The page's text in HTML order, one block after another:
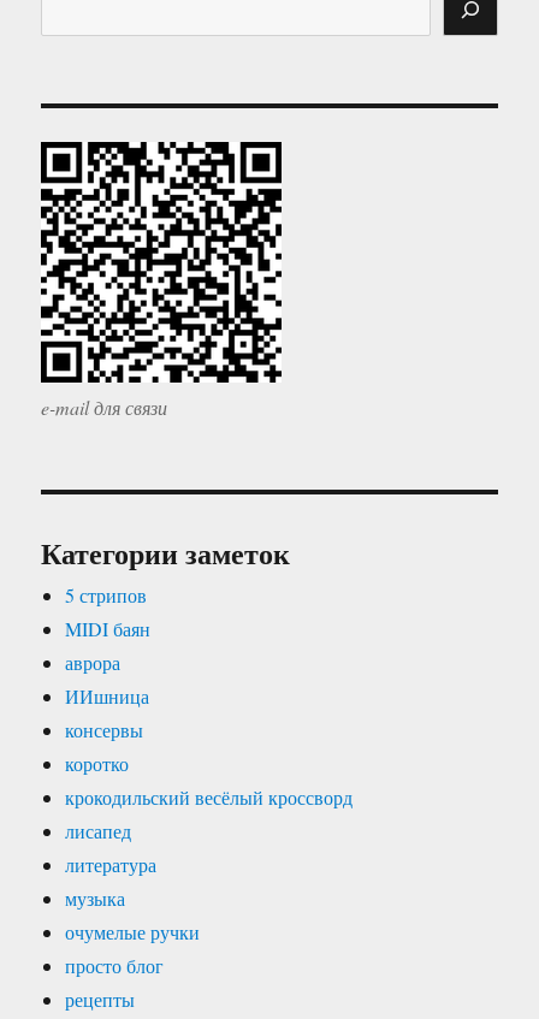
e-mail для связи
Категории заметок
5 стрипов
MIDI баян
аврора
ИИшница
консервы
коротко
крокодильский весёлый кроссворд
лисапед
литература
музыка
очумелые ручки
просто блог
рецепты